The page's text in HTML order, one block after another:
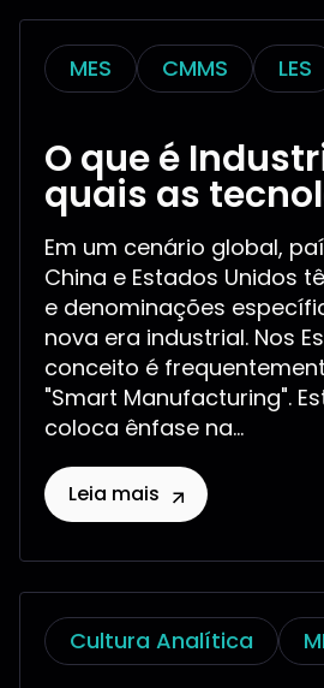
MES CMMS LES
O que é
quais as
Em um cenário global,
China e Estados Unidos
e denominações
nova era industrial. Nos
conceito é
"Smart Manufacturing".
coloca ênfase na...
Leia mais
Cultura Analítica